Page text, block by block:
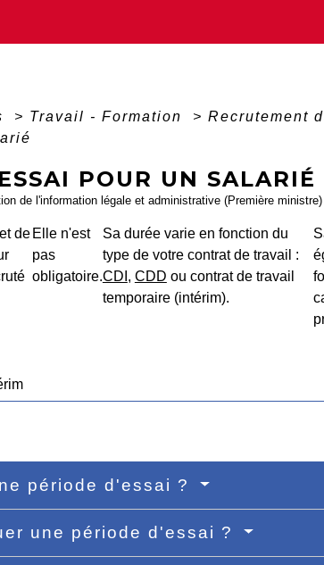
> Travail - Formation > Recrutement
POUR UN SALARIÉ
de l'information légale et administrative (Première ministre)
de Elle n'est
pas
obligatoire.
Sa durée varie en fonction du
type de votre contrat de travail :
CDI , CDD ou contrat de travail
temporaire (intérim).
période d'essai ?
une période d'essai ?